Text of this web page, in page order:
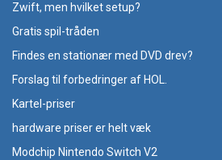
Zwift, men hvilket setup?
Gratis spil-tråden
Findes en stationær med DVD drev?
Forslag til forbedringer af HOL.
Kartel-priser
hardware priser er helt væk
Modchip Nintendo Switch V2